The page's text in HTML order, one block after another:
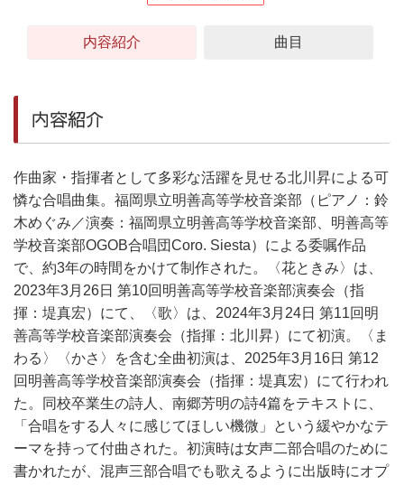
内容紹介 曲目
内容紹介
作曲家・指揮者として多彩な活躍を見せる北川昇による可
憐な合唱曲集。福岡県立明善高等学校音楽部（ピアノ：鈴
木めぐみ／演奏：福岡県立明善高等学校音楽部、明善高等
学校音楽部OGOB合唱団Coro. Siesta）による委嘱作品
で、約3年の時間をかけて制作された。〈花ときみ〉は、
2023年3月26日 第10回明善高等学校音楽部演奏会（指
揮：堤真宏）にて、〈歌〉は、2024年3月24日 第11回明
善高等学校音楽部演奏会（指揮：北川昇）にて初演。〈ま
わる〉〈かさ〉を含む全曲初演は、2025年3月16日 第12
回明善高等学校音楽部演奏会（指揮：堤真宏）にて行われ
た。同校卒業生の詩人、南郷芳明の詩4篇をテキストに、
「合唱をする人々に感じてほしい機微」という緩やかなテ
ーマを持って付曲された。初演時は女声二部合唱のために
書かれたが、混声三部合唱でも歌えるように出版時にオプ